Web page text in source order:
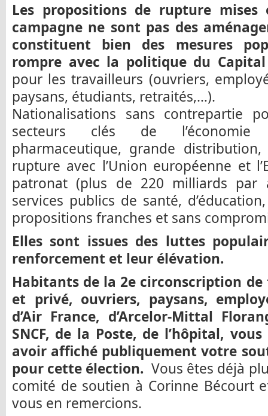
Les propositions de rupture
campagne ne sont pas des
constituent bien des mesures
rompre avec la politique du Capital
pour les travailleurs (ouvriers,
paysans, étudiants, retraités,…).
Nationalisations sans contrepartie
secteurs clés de l’économie
pharmaceutique, grande
rupture avec l’Union européenne et
patronat (plus de 220 milliards par
services publics de santé,
propositions franches et sans
Elles sont issues des luttes
renforcement et leur élévation.
Habitants de la 2e circonscription
et privé, ouvriers, paysans,
d’Air France, d’Arcelor-Mittal
SNCF, de la Poste, de l’hôpital,
avoir affiché publiquement votre
pour cette élection. Vous êtes déjà
comité de soutien à Corinne Bécourt
vous en remercions.